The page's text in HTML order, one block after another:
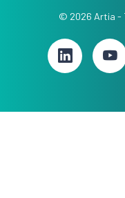
© 2026 Artia -